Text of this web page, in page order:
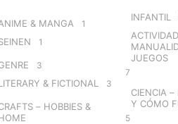
& MANGA 1
1
3
& FICTIONAL 3
– HOBBIES &
INFANTIL
JUEGOS
7
CIENCIA –
Y CÓMO
5